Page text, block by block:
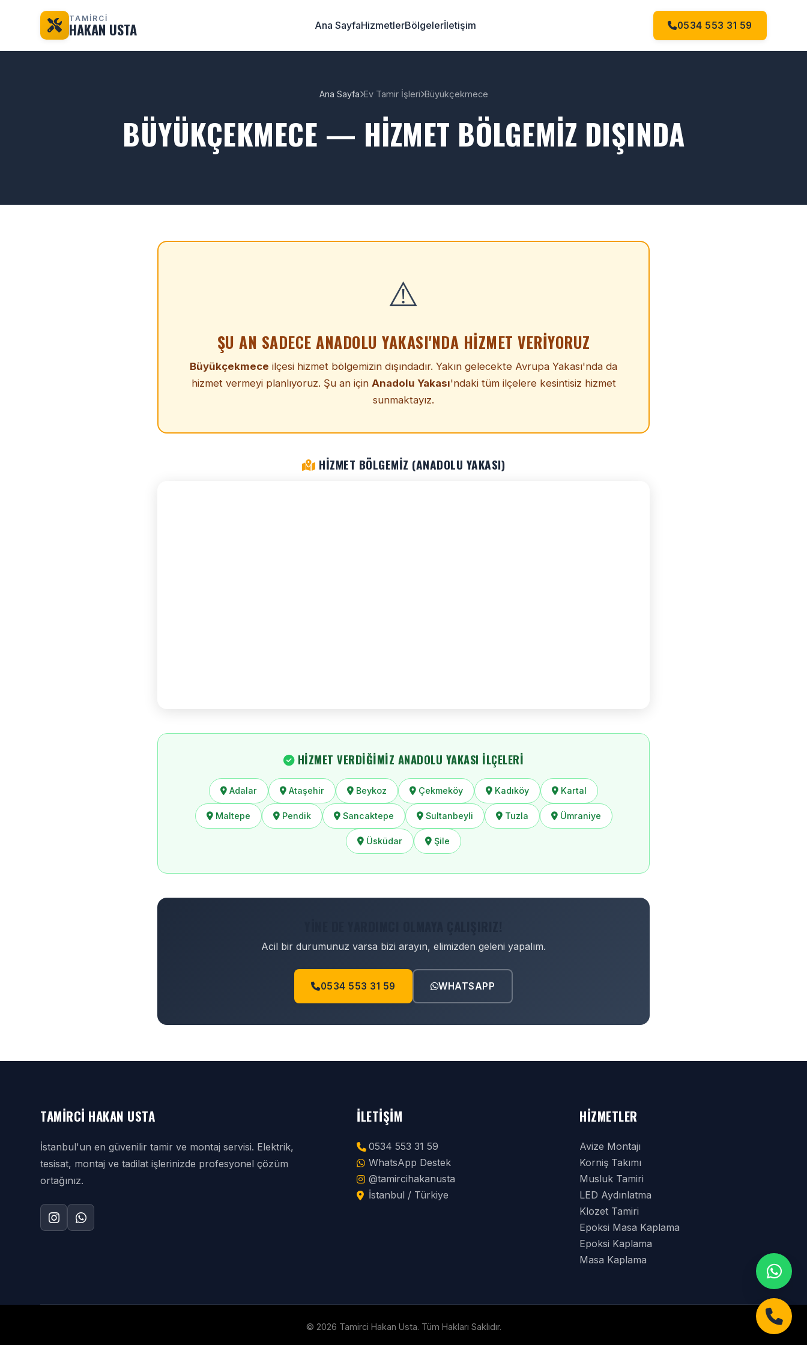
TAMİRCİ
HAKAN USTA Ana SayfaHizmetlerBölgelerİletişim 0534 553 31 59
Ana Sayfa Ev Tamir İşleri Büyükçekmece
BÜYÜKÇEKMECE — HIZMET BÖLGEMIZ DIŞINDA
⚠️
ŞU AN SADECE ANADOLU YAKASI'NDA HIZMET VERIYORUZ
Büyükçekmece ilçesi hizmet bölgemizin dışındadır. Yakın gelecekte Avrupa Yakası'nda da
hizmet vermeyi planlıyoruz. Şu an için Anadolu Yakası'ndaki tüm ilçelere kesintisiz hizmet
sunmaktayız.
HIZMET BÖLGEMIZ (ANADOLU YAKASI)
HIZMET VERDIĞIMIZ ANADOLU YAKASI İLÇELERI
Adalar Ataşehir Beykoz Çekmeköy Kadıköy Kartal
Maltepe Pendik Sancaktepe Sultanbeyli Tuzla Ümraniye
Üsküdar Şile
Acil bir durumunuz varsa bizi arayın, elimizden geleni yapalım.
0534 553 31 59 WHATSAPP
TAMIRCI HAKAN USTA
İstanbul'un en güvenilir tamir ve montaj servisi. Elektrik,
tesisat, montaj ve tadilat işlerinizde profesyonel çözüm
ortağınız.
İLETIŞIM
0534 553 31 59
WhatsApp Destek
@tamircihakanusta
İstanbul / Türkiye
HIZMETLER
Avize Montajı
Korniş Takımı
Musluk Tamiri
LED Aydınlatma
Klozet Tamiri
Epoksi Masa Kaplama
Epoksi Kaplama
Masa Kaplama
© 2026 Tamirci Hakan Usta. Tüm Hakları Saklıdır.